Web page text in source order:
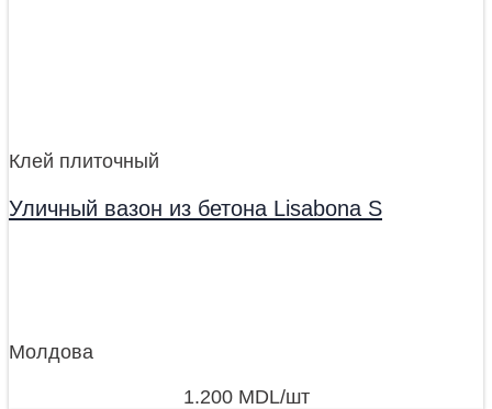
Клей плиточный
Уличный вазон из бетона Lisabona S
Молдова
1.200 MDL/шт